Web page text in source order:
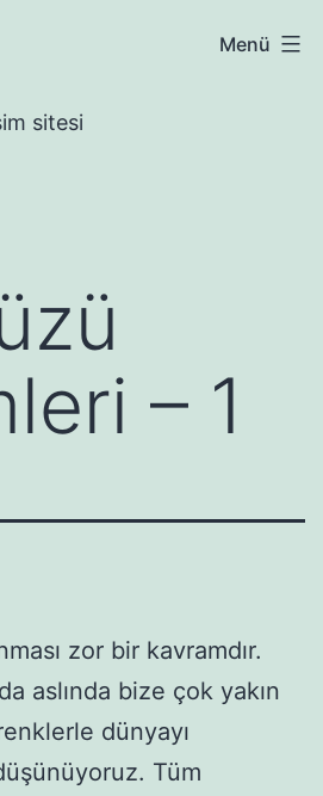
sitesi
Menü
– 1
zor bir kavramdır.
aslında bize çok yakın
dünyayı
Tüm